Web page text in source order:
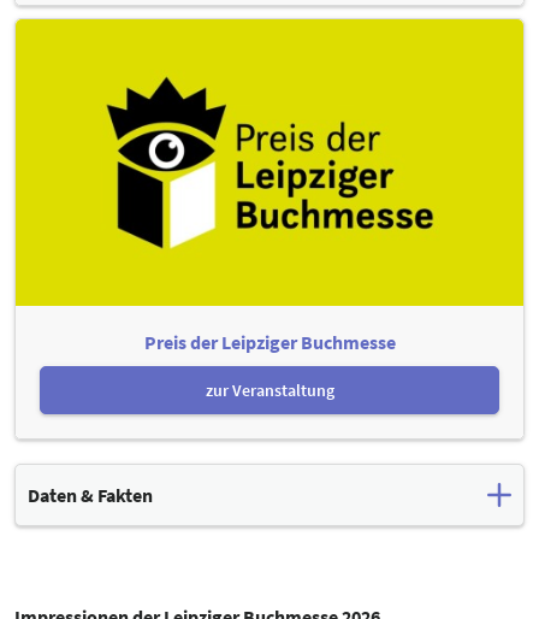
Preis der Leipziger Buchmesse
zur Veranstaltung
Daten & Fakten